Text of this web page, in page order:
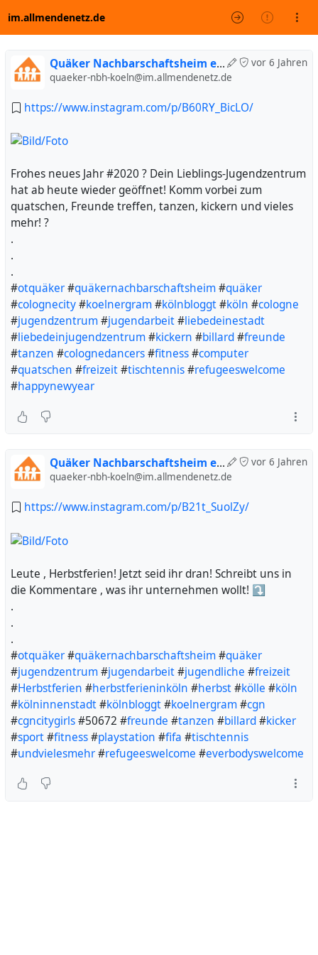
im.allmendenetz.de
vor 6 Jahren
Quäker Nachbarschaftsheim e. V. (inoffiziell)
quaeker-nbh-koeln@im.allmendenetz.de
https://www.instagram.com/p/B60RY_BicLO/
Frohes neues Jahr #2020 ? Dein Lieblings-Jugendzentrum
hat ab heute wieder geöffnet! Komm vorbei zum
quatschen, Freunde treffen, tanzen, kickern und vieles
mehr! ?
.
.
.
#otquäker#quäkernachbarschaftsheim#quäker
#colognecity#koelnergram#kölnbloggt#köln #cologne
#jugendzentrum#jugendarbeit#liebedeinestadt
#liebedeinjugendzentrum#kickern #billard#freunde
#tanzen #colognedancers#fitness#computer
#quatschen #freizeit#tischtennis#refugeeswelcome
#happynewyear
vor 6 Jahren
Quäker Nachbarschaftsheim e. V. (inoffiziell)
quaeker-nbh-koeln@im.allmendenetz.de
https://www.instagram.com/p/B21t_SuolZy/
Leute , Herbstferien! Jetzt seid ihr dran! Schreibt uns in
die Kommentare , was ihr unternehmen wollt! ⤵️
.
.
.
#otquäker#quäkernachbarschaftsheim#quäker
#jugendzentrum#jugendarbeit#jugendliche #freizeit
#Herbstferien #herbstferieninköln #herbst#kölle #köln
#kölninnenstadt#kölnbloggt#koelnergram#cgn
#cgncitygirls#50672 #freunde #tanzen #billard#kicker
#sport#fitness#playstation #fifa #tischtennis
#undvielesmehr#refugeeswelcome #everbodyswelcome